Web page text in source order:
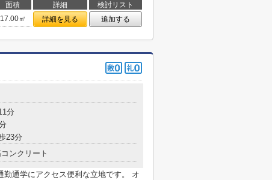
面積 詳細
検討リスト
17.00㎡ 詳細を見る 追加する
分
23分
ンクリート
通学にアクセス便利な立地です。 オ